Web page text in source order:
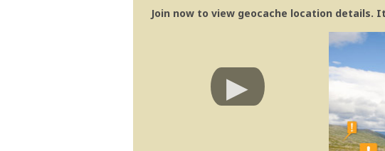
Join now to view geocache location details.